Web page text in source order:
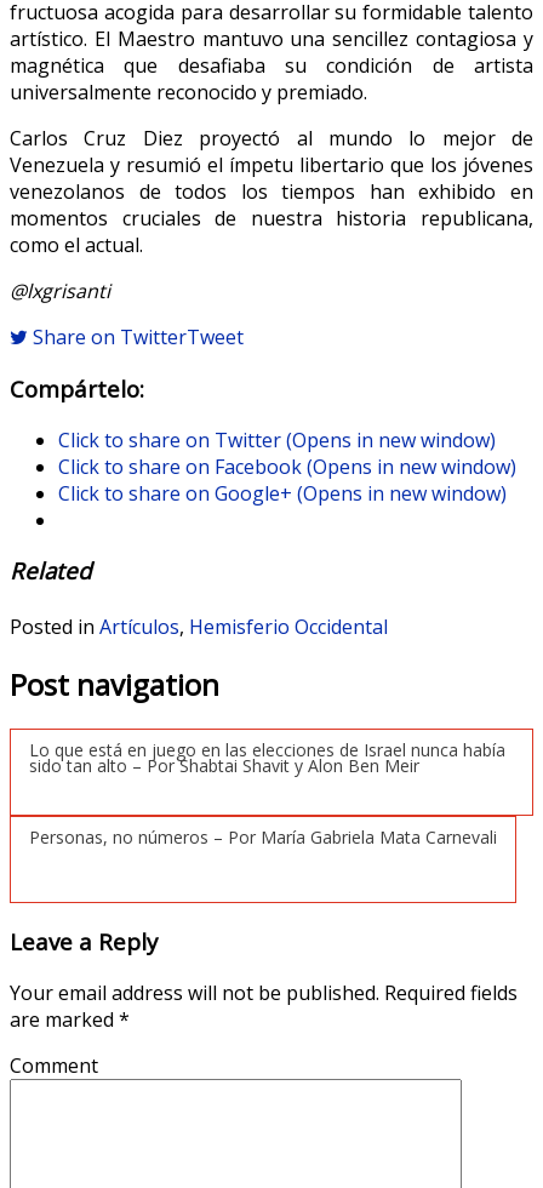
fructuosa acogida para desarrollar su formidable talento
artístico. El Maestro mantuvo una sencillez contagiosa y
magnética que desafiaba su condición de artista
universalmente reconocido y premiado.
Carlos Cruz Diez proyectó al mundo lo mejor de
Venezuela y resumió el ímpetu libertario que los jóvenes
venezolanos de todos los tiempos han exhibido en
momentos cruciales de nuestra historia republicana,
como el actual.
@lxgrisanti
Share on TwitterTweet
Compártelo:
Click to share on Twitter (Opens in new window)
Click to share on Facebook (Opens in new window)
Click to share on Google+ (Opens in new window)
Related
Posted in Artículos, Hemisferio Occidental
Post navigation
Lo que está en juego en las elecciones de Israel nunca había
sido tan alto – Por Shabtai Shavit y Alon Ben Meir
Personas, no números – Por María Gabriela Mata Carnevali
Leave a Reply
Your email address will not be published. Required fields
are marked *
Comment